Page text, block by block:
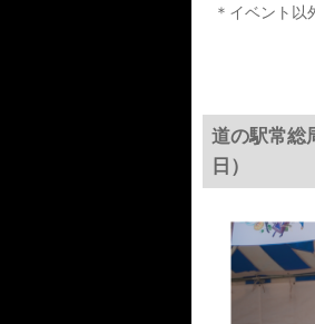
＊イベント以
道の駅常総
日）